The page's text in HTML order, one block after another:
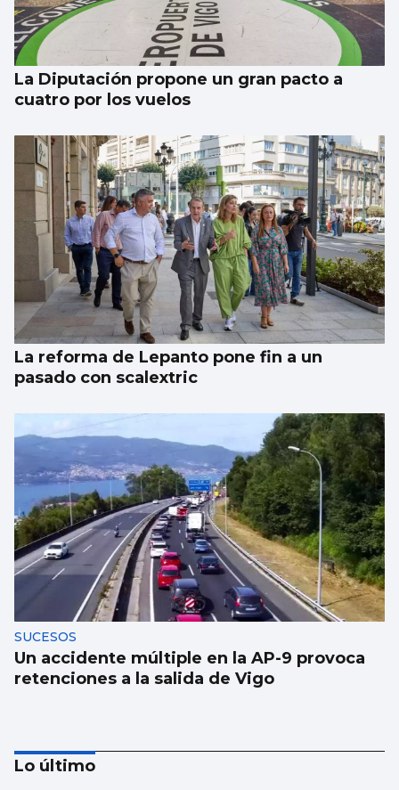
La Diputación propone un gran pacto a
cuatro por los vuelos
La reforma de Lepanto pone fin a un
pasado con scalextric
SUCESOS
Un accidente múltiple en la AP-9 provoca
retenciones a la salida de Vigo
Lo último